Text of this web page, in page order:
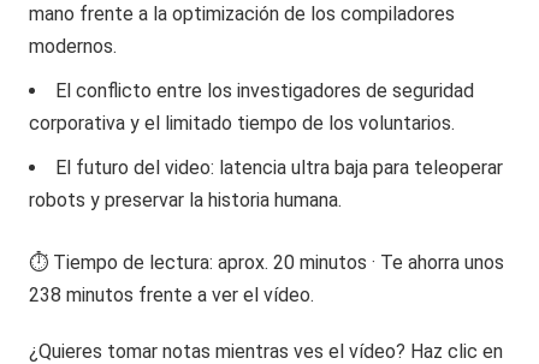
mano frente a la optimización de los compiladores
modernos.
El conflicto entre los investigadores de seguridad
corporativa y el limitado tiempo de los voluntarios.
El futuro del video: latencia ultra baja para teleoperar
robots y preservar la historia humana.
⏱️ Tiempo de lectura: aprox. 20 minutos · Te ahorra unos
238 minutos frente a ver el vídeo.
¿Quieres tomar notas mientras ves el vídeo? Haz clic en